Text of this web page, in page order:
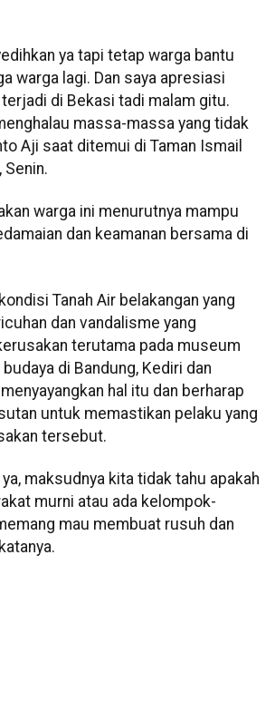
ya tapi tetap warga bantu
warga lagi. Dan saya apresiasi
terjadi di Bekasi tadi malam gitu.
massa-massa yang tidak
Aji saat ditemui di Taman Ismail
Senin.
warga ini menurutnya mampu
dan keamanan bersama di
Tanah Air belakangan yang
dan vandalisme yang
terutama pada museum
di Bandung, Kediri dan
hal itu dan berharap
untuk memastikan pelaku yang
tersebut.
maksudnya kita tidak tahu apakah
murni atau ada kelompok-
mau membuat rusuh dan